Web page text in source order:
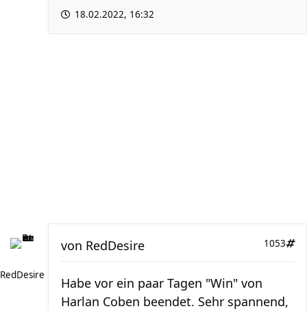
18.02.2022, 16:32
RedDesire
1053
von RedDesire
Habe vor ein paar Tagen "Win" von
Harlan Coben beendet. Sehr spannend,